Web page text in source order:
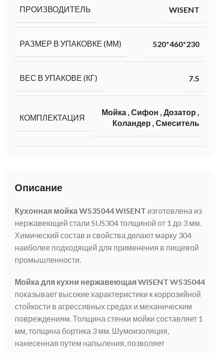
Описание
Кухонная мойка WS35044 WISENT изготовлена из
нержавеющей стали SUS304 толщиной от 1 до 3 мм.
Химический состав и свойства делают марку 304
наиболее подходящей для применения в пищевой
промышленности.
Мойка для кухни нержавеющая WISENT WS35044
показывает высокие характеристики к коррозийной
стойкости в агрессивных средах и механическим
повреждениям. Толщина стенки мойки составляет 1
мм, толщина бортика 3 мм. Шумоизоляция,
нанесенная путем напыления, позволяет
ПРОИЗВОДИТЕЛЬ WISENT
РАЗМЕР В УПАКОВКЕ (ММ) 520*460*230
ВЕС В УПАКОВЕ (КГ) 7.5
КОМПЛЕКТАЦИЯ
Мойка, Сифон , Дозатор ,
Коландер , Смеситель